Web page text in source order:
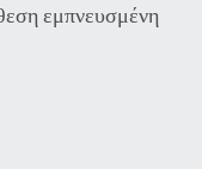
εμπνευσμένη